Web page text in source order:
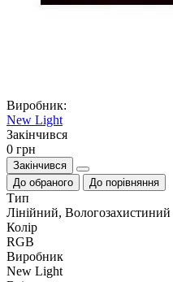
Виробник:
New Light
Закiнчився
0 грн
Закінчився
До обраного
До порівняння
Тип
Лінійний, Вологозахистиний
Колір
RGB
Виробник
New Light